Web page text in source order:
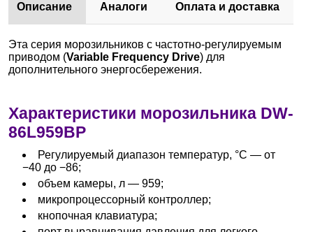
Описание Аналоги Оплата и доставка
Эта серия морозильников с частотно-регулируемым
приводом (Variable Frequency Drive) для
дополнительного энергосбережения.
Характеристики морозильника DW-
86L959BP
Регулируемый диапазон температур, °С — от
−40 до −86;
объем камеры, л — 959;
микропроцессорный контроллер;
кнопочная клавиатура;